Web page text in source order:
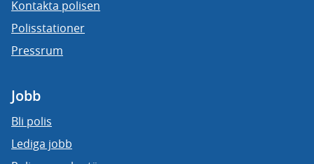
Kontakta polisen
Polisstationer
Pressrum
Jobb
Bli polis
Lediga jobb